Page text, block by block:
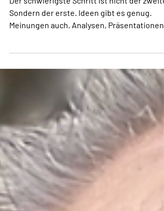
12/2026 "Der erste
Sondern der erste. Ideen gibt es genug.
Meinungen auch. Analysen, Präsentationen,
Konzepte – ebenfalls. Was meist fehlt, ist
etwas viel Einfacheres: Jemand, der sagt:
„Ich probiere es.“ In diesem Moment passiert
fast immer dasselbe. Die Diskussion wird
kürzer. Die Energie verändert sich. Plötzlich
entsteht Bewegung. Initiative ist eine
unterschätzte Form von Führung. Denn der
erste Schritt schafft oft etwas, das vorher
niemand ha